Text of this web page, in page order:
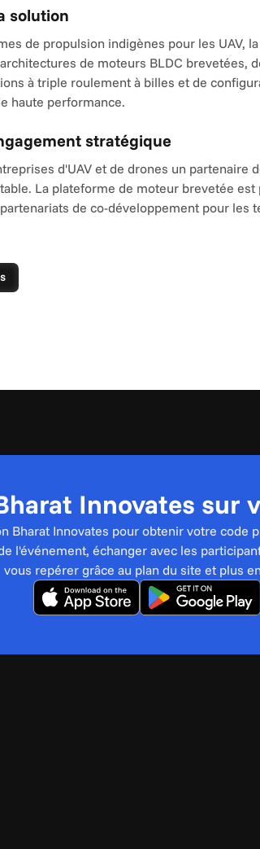
solution
de propulsion indigènes pour les UAV,
de moteurs BLDC brevetées,
à triple roulement à billes et de
haute performance.
stratégique
d'UAV et de drones un partenaire
La plateforme de moteur brevetée est
de co-développement pour les
Innovates sur
Bharat Innovates pour obtenir votre code
l'événement, échanger avec les
vous repérer grâce au plan du site et plus